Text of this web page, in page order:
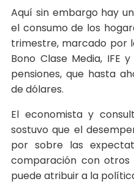
Aquí sin embargo hay
el consumo de los
trimestre, marcado por
Bono Clase Media, IFE
pensiones, que hasta
de dólares.
El economista y
sostuvo que el
por sobre las
comparación con
puede atribuir a la